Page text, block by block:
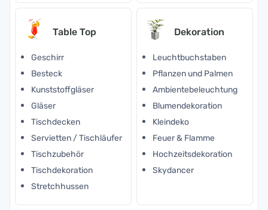
Table Top
Geschirr
Besteck
Kunststoffgläser
Gläser
Tischdecken
Servietten / Tischläufer
Tischzubehör
Tischdekoration
Stretchhussen
Dekoration
Leuchtbuchstaben
Pflanzen und Palmen
Ambientebeleuchtung
Blumendekoration
Kleindeko
Feuer & Flamme
Hochzeitsdekoration
Skydancer